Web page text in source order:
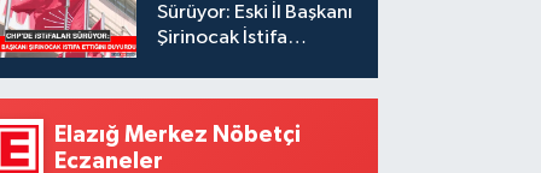
Sürüyor: Eski İl Başkanı
Şirinocak İstifa
Elazığ Merkez Nöbetçi
Eczaneler